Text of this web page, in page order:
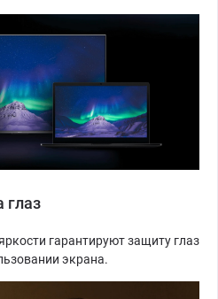
глаз
гарантируют защиту глаз
экрана.